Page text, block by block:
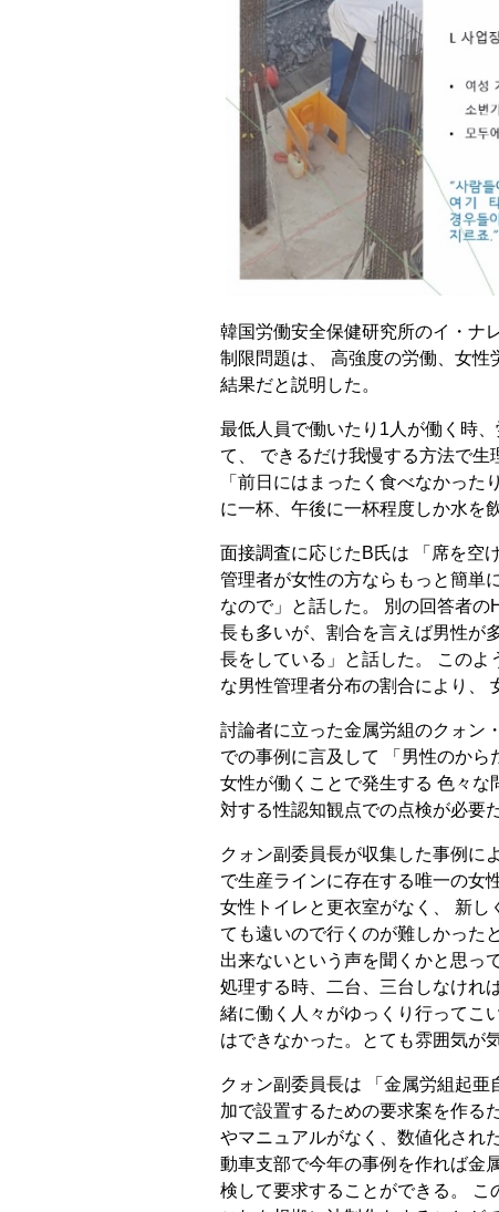
韓国労働安全保健研究所のイ・ナ
制限問題は、 高強度の労働、女
結果だと説明した。
最低人員で働いたり1人が働く時
て、 できるだけ我慢する方法で
「前日にはまったく食べなかっ
に一杯、午後に一杯程度しか水を
面接調査に応じたB氏は 「席を空
管理者が女性の方ならもっと簡単
なので」と話した。 別の回答者
長も多いが、割合を言えば男性が
長をしている」と話した。 この
な男性管理者分布の割合により、
討論者に立った金属労組のクォン
での事例に言及して 「男性のか
女性が働くことで発生する 色々な
対する性認知観点での点検が必要
クォン副委員長が収集した事例に
で生産ラインに存在する唯一の女
女性トイレと更衣室がなく、 新し
ても遠いので行くのが難しかった
出来ないという声を聞くかと思っ
処理する時、二台、三台しなけれ
緒に働く人々がゆっくり行ってこ
はできなかった。とても雰囲気が
クォン副委員長は 「金属労組起
加で設置するための要求案を作る
やマニュアルがなく、数値化され
動車支部で今年の事例を作れば金
検して要求することができる。 こ